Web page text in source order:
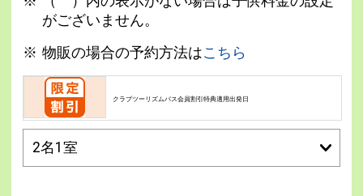
がございません。
物販の場合の予約方法はこちら
クラブツーリズムパス会員割引特典適用出発日